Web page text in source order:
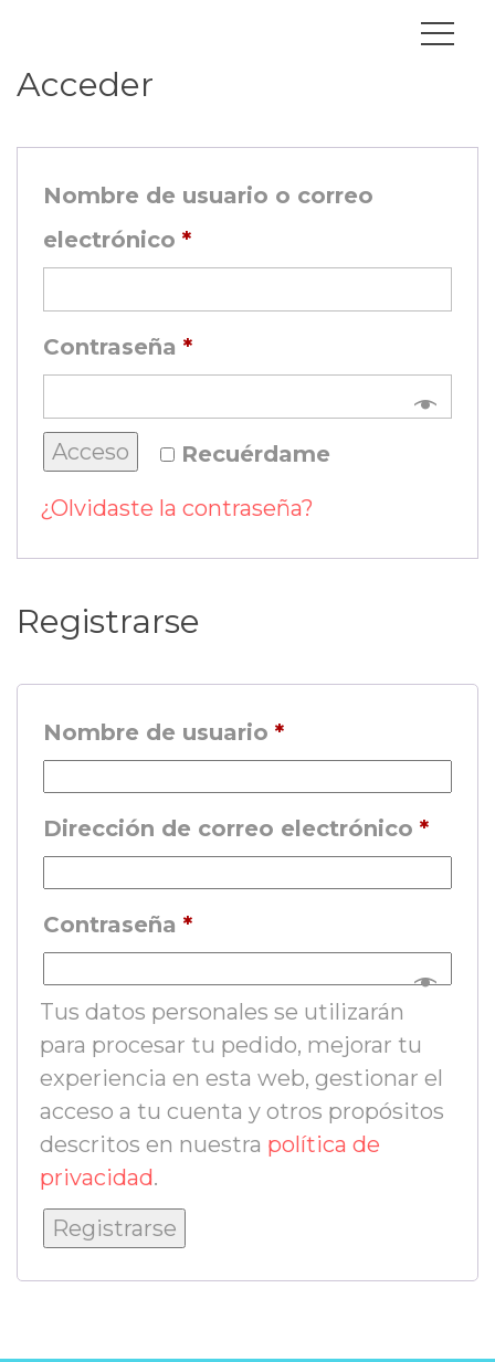
Acceder
Nombre de usuario o correo
electrónico *Obligatorio
Contraseña *Obligatorio
Recuérdame
Acceso
¿Olvidaste la contraseña?
Registrarse
Nombre de usuario *Obligatorio
Dirección de correo electrónico *
Contraseña *Obligatorio
Tus datos personales se utilizarán
para procesar tu pedido, mejorar tu
experiencia en esta web, gestionar el
acceso a tu cuenta y otros propósitos
descritos en nuestra política de
privacidad.
Registrarse